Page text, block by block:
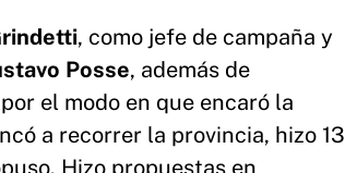
, como jefe de campaña y
Posse, además de
el modo en que encaró la
a recorrer la provincia, hizo 13
Hizo propuestas en